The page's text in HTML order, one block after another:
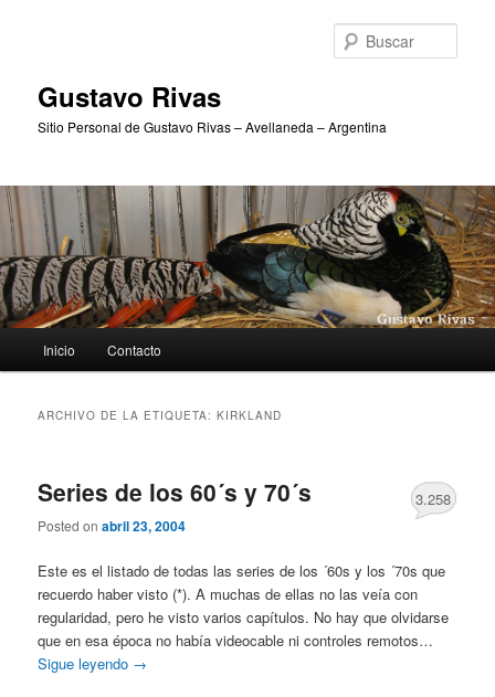
Gustavo Rivas
Sitio Personal de Gustavo Rivas – Avellaneda – Argentina
principal
Inicio Contacto
ARCHIVO DE LA ETIQUETA:KIRKLAND
Series de los 60´s y 70´s
Posted onabril 23, 2004
3.258
Este es el listado de todas las series de los ´60s y los ´70s que
recuerdo haber visto (*). A muchas de ellas no las veía con
regularidad, pero he visto varios capítulos. No hay que olvidarse
que en esa época no había videocable ni controles remotos…
Sigue leyendo →